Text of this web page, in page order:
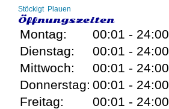
Stöckigt Plauen
Öffnungszeiten
Montag:
00:01 - 24:00
Dienstag:
00:01 - 24:00
Mittwoch:
00:01 - 24:00
Donnerstag: 00:01 - 24:00
Freitag:
00:01 - 24:00